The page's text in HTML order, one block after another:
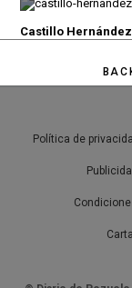
Castillo
Política de